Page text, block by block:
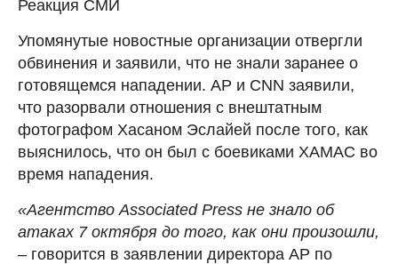
Реакция СМИ
Упомянутые новостные организации отвергли
обвинения и заявили, что не знали заранее о
готовящемся нападении. AP и CNN заявили,
что разорвали отношения с внештатным
фотографом Хасаном Эслайей после того, как
выяснилось, что он был с боевиками ХАМАС во
время нападения.
«Агентство Associated Press не знало об
атаках 7 октября до того, как они произошли,
– говорится в заявлении директора AP по